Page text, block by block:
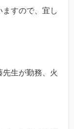
すので、宜し
生が勤務、火